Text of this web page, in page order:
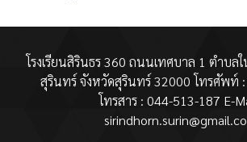
โรงเรียนสิรินธร 360 ถนนเทศบาล 1 ตำบลใ
สุรินทร์ จังหวัดสุรินทร์ 32000 โทรศัพท์
โทรสาร : 044-513-187 E-